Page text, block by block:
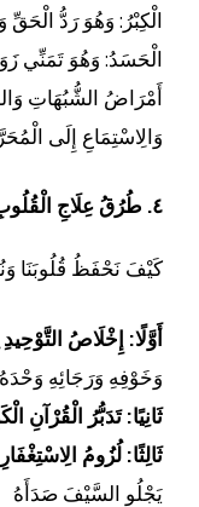
الْكِبْرُ: وَهُوَ رَدُّ الْحَقِّ
الْحَسَدُ: وَهُوَ تَمَنِّي
أَمْرَاضُ الشُّبُهَاتِ
وَالِاسْتِمَاعِ إِلَى
٤. طُرُقُ عِلَاجِ الْقُلُوبِ وَتَزْكِيَتِهَا (خُطُوَاتٌ عَمَلِيَّةٌ)
كَيْفَ نَحْفَظُ قُلُوبَنَا
أَوَّلًا: إِخْلَاصُ التَّوْحِيدِ
وَخَوْفِهِ وَرَجَائِهِ وَحْدَهُ
ثَانِيًا: تَدَبُّرُ الْقُرْآنِ
ثَالِثًا: لُزُومُ
يَجْلُو السَّيْفَ صَدَأَهُ